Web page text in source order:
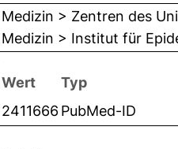
Medizin > Zentren des
Medizin > Institut für
Wert
Typ
2411666 PubMed-ID